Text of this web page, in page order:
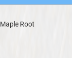
Maple Root